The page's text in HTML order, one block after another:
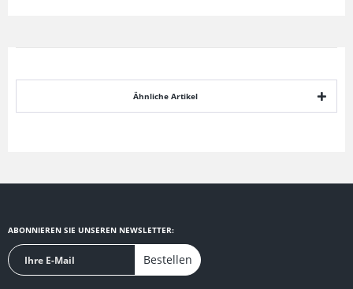
Ähnliche Artikel
ABONNIEREN SIE UNSEREN NEWSLETTER:
Bestellen